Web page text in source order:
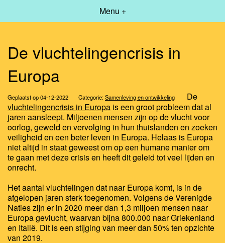
Menu +
De vluchtelingencrisis in
Europa
Geplaatst op 04-12-2022 Categorie:Samenleving en ontwikkeling
De
vluchtelingencrisis in Europa is een groot probleem dat al
jaren aansleept. Miljoenen mensen zijn op de vlucht voor
oorlog, geweld en vervolging in hun thuislanden en zoeken
veiligheid en een beter leven in Europa. Helaas is Europa
niet altijd in staat geweest om op een humane manier om
te gaan met deze crisis en heeft dit geleid tot veel lijden en
onrecht.
Het aantal vluchtelingen dat naar Europa komt, is in de
afgelopen jaren sterk toegenomen. Volgens de Verenigde
Naties zijn er in 2020 meer dan 1,3 miljoen mensen naar
Europa gevlucht, waarvan bijna 800.000 naar Griekenland
en Italië. Dit is een stijging van meer dan 50% ten opzichte
van 2019.